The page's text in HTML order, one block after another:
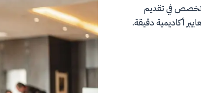
في تقديم
أكاديمية دقيقة.